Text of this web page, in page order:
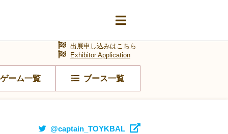
ゲーム一覧 ブース一覧
出展申し込みはこちら
Exhibitor Application
@captain_TOYKBAL